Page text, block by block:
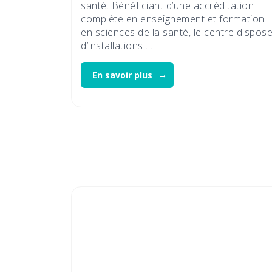
santé. Bénéficiant d’une accréditation
complète en enseignement et formation
en sciences de la santé, le centre dispose
d’installations …
En savoir plus